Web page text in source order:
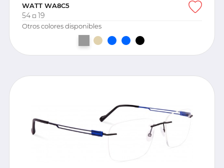
WATT WA8C5
54 19
Otros colores disponibles